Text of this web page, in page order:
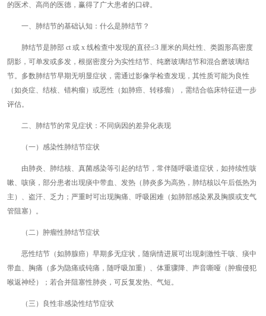
的医术、高尚的医德，赢得了广大患者的口碑。
一、肺结节的基础认知：什么是肺结节？
肺结节是肺部 ct 或 x 线检查中发现的直径≤3 厘米的局灶性、类圆形高密度
阴影，可单发或多发，根据密度分为实性结节、纯磨玻璃结节和混合磨玻璃结
节。多数肺结节早期无明显症状，需通过影像学检查发现，其性质可能为良性
（如炎症、结核、错构瘤）或恶性（如肺癌、转移瘤），需结合临床特征进一步
评估。
二、肺结节的常见症状：不同病因的差异化表现
（一）感染性肺结节症状
由肺炎、肺结核、真菌感染等引起的结节，常伴随呼吸道症状，如持续性咳
嗽、咳痰，部分患者出现痰中带血、发热（肺炎多为高热，肺结核以午后低热为
主）、盗汗、乏力；严重时可出现胸痛、呼吸困难（如肺部感染累及胸膜或支气
管阻塞）。
（二）肿瘤性肺结节症状
恶性结节（如肺腺癌）早期多无症状，随病情进展可出现刺激性干咳、痰中
带血、胸痛（多为隐痛或钝痛，随呼吸加重）、体重骤降、声音嘶哑（肿瘤侵犯
喉返神经）；若合并阻塞性肺炎，可反复发热、气短。
（三）良性非感染性结节症状